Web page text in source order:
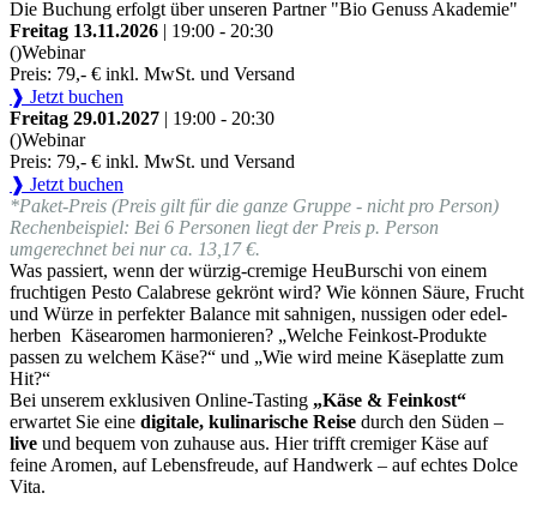
Die Buchung erfolgt über unseren Partner "Bio Genuss Akademie"
Freitag 13.11.2026 | 19:00 - 20:30
()Webinar
Preis: 79,- € inkl. MwSt. und Versand
❱ Jetzt buchen
Freitag 29.01.2027 | 19:00 - 20:30
()Webinar
Preis: 79,- € inkl. MwSt. und Versand
❱ Jetzt buchen
*Paket-Preis (Preis gilt für die ganze Gruppe - nicht pro Person)
Rechenbeispiel: Bei 6 Personen liegt der Preis p. Person
umgerechnet bei nur ca. 13,17 €.
Was passiert, wenn der würzig-cremige HeuBurschi von einem
fruchtigen Pesto Calabrese gekrönt wird? Wie können Säure, Frucht
und Würze in perfekter Balance mit sahnigen, nussigen oder edel-
herben Käsearomen harmonieren? „Welche Feinkost-Produkte
passen zu welchem Käse?“ und „Wie wird meine Käseplatte zum
Hit?“
Bei unserem exklusiven Online-Tasting „Käse & Feinkost“
erwartet Sie eine digitale, kulinarische Reise durch den Süden –
live und bequem von zuhause aus. Hier trifft cremiger Käse auf
feine Aromen, auf Lebensfreude, auf Handwerk – auf echtes Dolce
Vita.